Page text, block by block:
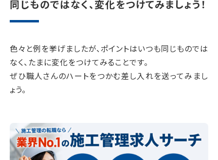
同じものではなく、変化をつけてみましょう！
色々と例を挙げましたが、ポイントはいつも同じものでは
なく、たまに変化をつけてみることです。
ぜひ職人さんのハートをつかむ差し入れを送ってみまし
ょう。